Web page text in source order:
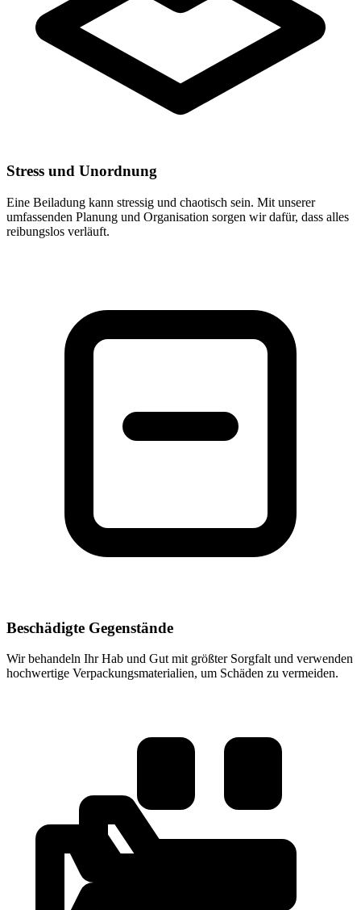
Stress und Unordnung
Eine Beiladung kann stressig und chaotisch sein. Mit unserer
umfassenden Planung und Organisation sorgen wir dafür, dass alles
reibungslos verläuft.
Beschädigte Gegenstände
Wir behandeln Ihr Hab und Gut mit größter Sorgfalt und verwenden
hochwertige Verpackungsmaterialien, um Schäden zu vermeiden.